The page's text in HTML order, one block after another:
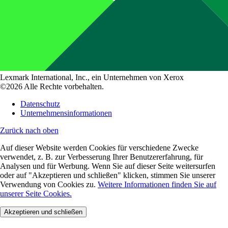
Lexmark International, Inc., ein Unternehmen von Xerox
©2026 Alle Rechte vorbehalten.
Datenschutz
Unternehmensinformationen
Zurück nach oben
Auf dieser Website werden Cookies für verschiedene Zwecke
verwendet, z. B. zur Verbesserung Ihrer Benutzererfahrung, für
Analysen und für Werbung. Wenn Sie auf dieser Seite weitersurfen
oder auf "Akzeptieren und schließen" klicken, stimmen Sie unserer
Verwendung von Cookies zu. Weitere Informationen finden Sie auf
unserer Seite Cookies.
Akzeptieren und schließen